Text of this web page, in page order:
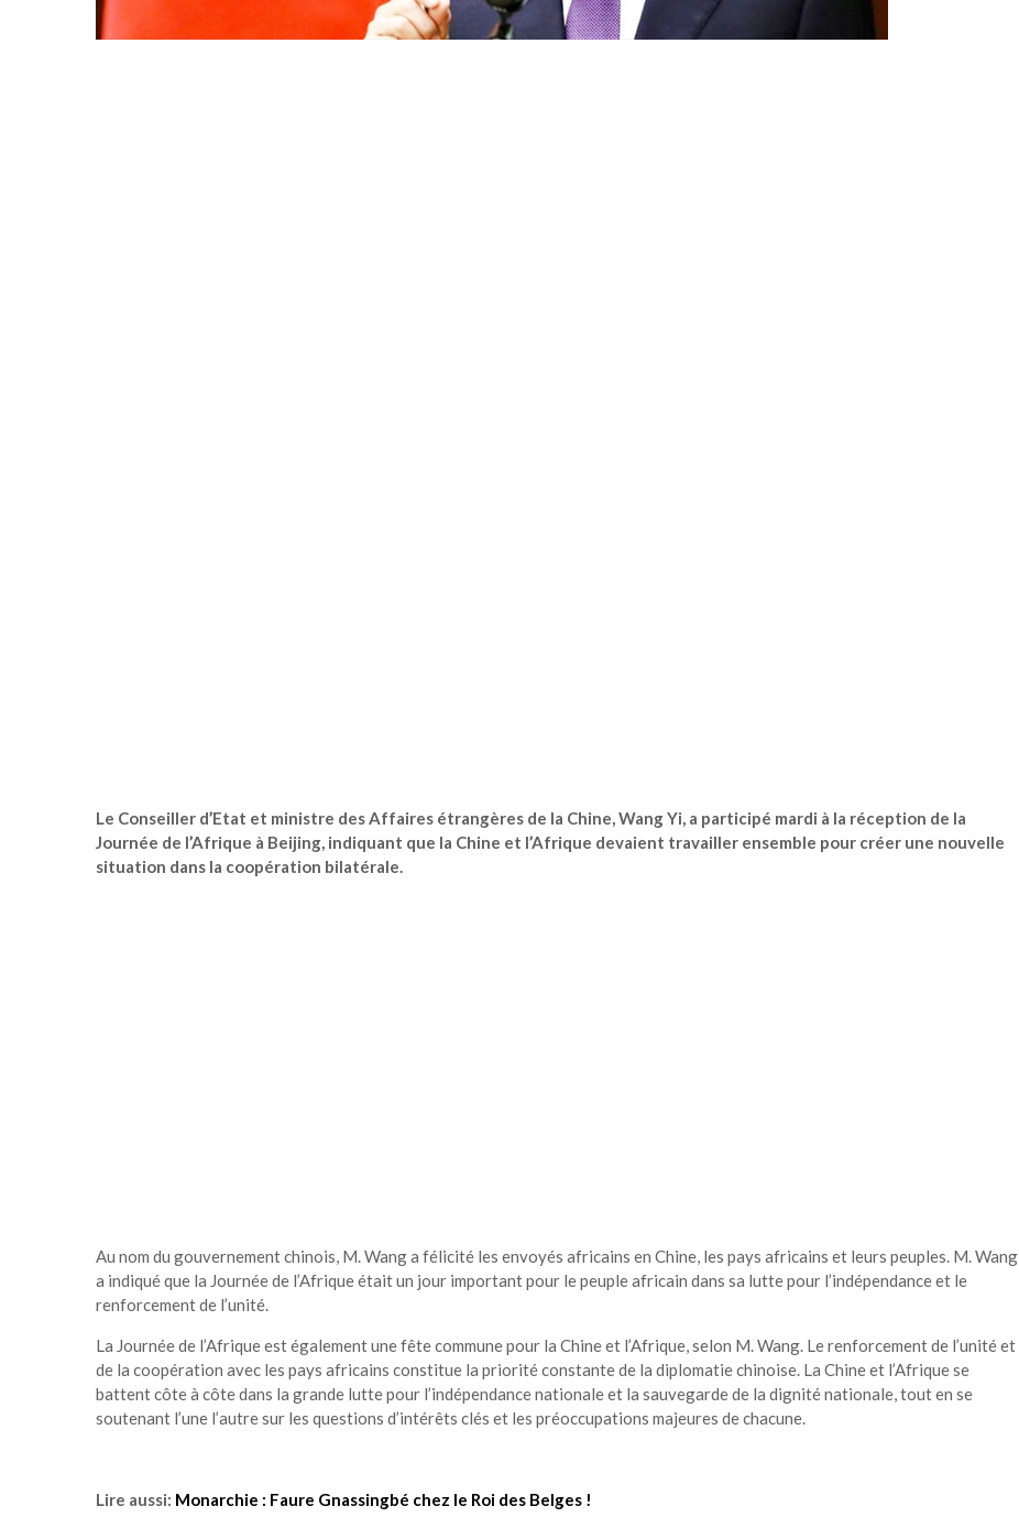
Le Conseiller d’Etat et ministre des Affaires étrangères de la Chine, Wang Yi, a participé mardi à la réception de la
Journée de l’Afrique à Beijing, indiquant que la Chine et l’Afrique devaient travailler ensemble pour créer une nouvelle
situation dans la coopération bilatérale.
Au nom du gouvernement chinois, M. Wang a félicité les envoyés africains en Chine, les pays africains et leurs peuples. M. Wang
a indiqué que la Journée de l’Afrique était un jour important pour le peuple africain dans sa lutte pour l’indépendance et le
renforcement de l’unité.
La Journée de l’Afrique est également une fête commune pour la Chine et l’Afrique, selon M. Wang. Le renforcement de l’unité et
de la coopération avec les pays africains constitue la priorité constante de la diplomatie chinoise. La Chine et l’Afrique se
battent côte à côte dans la grande lutte pour l’indépendance nationale et la sauvegarde de la dignité nationale, tout en se
soutenant l’une l’autre sur les questions d’intérêts clés et les préoccupations majeures de chacune.
Lire aussi: Monarchie : Faure Gnassingbé chez le Roi des Belges !